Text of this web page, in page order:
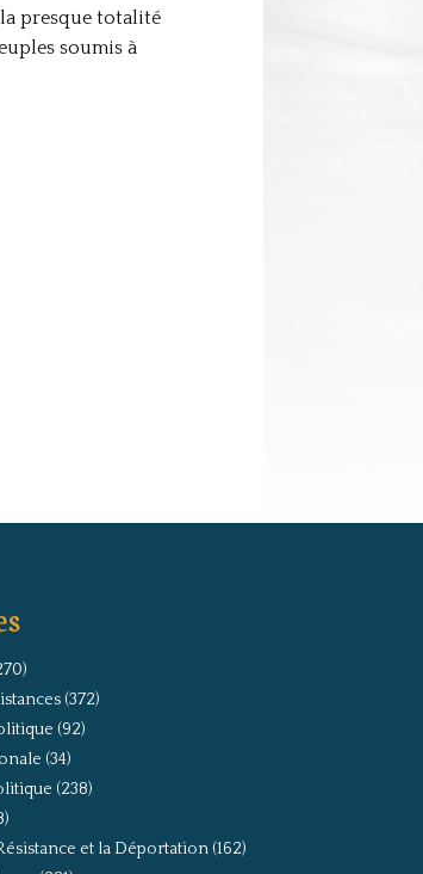
la presque totalité
soumis à
(372)
(92)
(34)
(238)
et la Déportation(162)